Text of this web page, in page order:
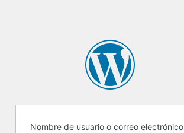
Nombre de usuario o correo electrónico